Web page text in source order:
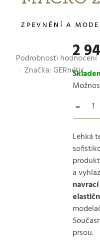
ZPEVNĚNÍ A
hodnocení
produktu
Podrobnosti hodnocení
Značka:GERnétic
2
Lehká
a
prsou.